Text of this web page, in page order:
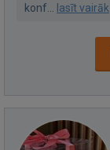
konf... lasīt vairāk